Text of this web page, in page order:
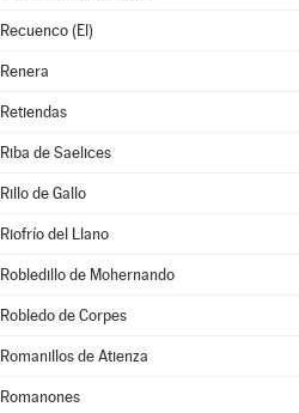
Recuenco (El)
Renera
Retiendas
Riba de Saelices
Rillo de Gallo
Riofrío del Llano
Robledillo de Mohernando
Robledo de Corpes
Romanillos de Atienza
Romanones